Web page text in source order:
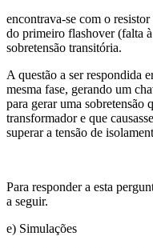
encontrava-se com o
do primeiro flashover (falta
sobretensão transitória.
A questão a ser respondida
mesma fase, gerando um
para gerar uma sobretensão
transformador e que
superar a tensão de
Para responder a esta
a seguir.
e) Simulações